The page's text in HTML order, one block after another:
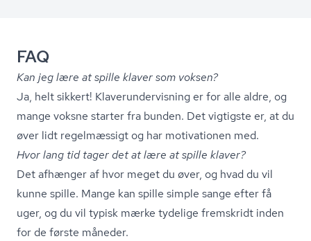
FAQ
Kan jeg lære at spille klaver som voksen?
Ja, helt sikkert! Kla­ver­un­der­vis­ning er for alle aldre, og
mange voksne starter fra bunden. Det vigtigste er, at du
øver lidt regelmæssigt og har motivationen med.
Hvor lang tid tager det at lære at spille klaver?
Det afhænger af hvor meget du øver, og hvad du vil
kunne spille. Mange kan spille simple sange efter få
uger, og du vil typisk mærke tydelige fremskridt inden
for de første måneder.